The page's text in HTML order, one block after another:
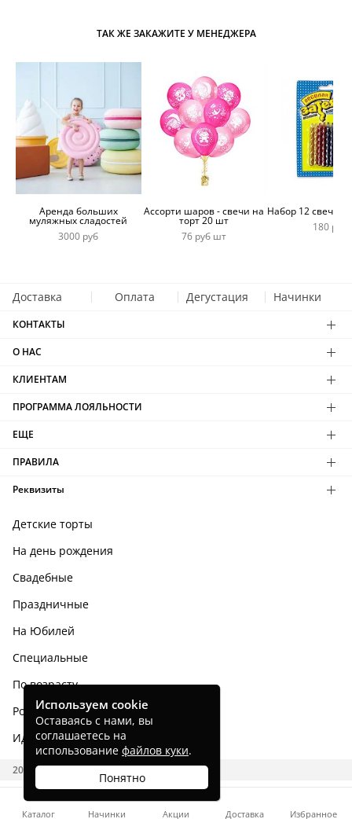
ТАК ЖЕ ЗАКАЖИТЕ У МЕНЕДЖЕРА
Аренда больших
муляжных сладостей
3000 руб
Ассорти шаров - свечи на
торт 20 шт
76 руб шт
Набор 12 свечей
180 руб
Доставка Оплата Дегустация Начинки
КОНТАКТЫ
О НАС
КЛИЕНТАМ
ПРОГРАММА ЛОЯЛЬНОСТИ
ЕЩЕ
ПРАВИЛА
Реквизиты
Детские торты
На день рождения
Свадебные
Праздничные
На Юбилей
Специальные
По возрасту
Родным и близким
Идеи тортов
2026 CAKES.RU
Каталог Начинки Акции Доставка Избранное
Используем cookie
Оставаясь с нами, вы
соглашаетесь на
использование файлов куки.
Понятно